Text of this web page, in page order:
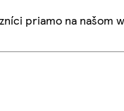
priamo na našom